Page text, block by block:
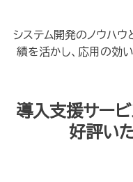
システム開発のノウハ
績を活かし、応用の効
導入支援サービ
好評い